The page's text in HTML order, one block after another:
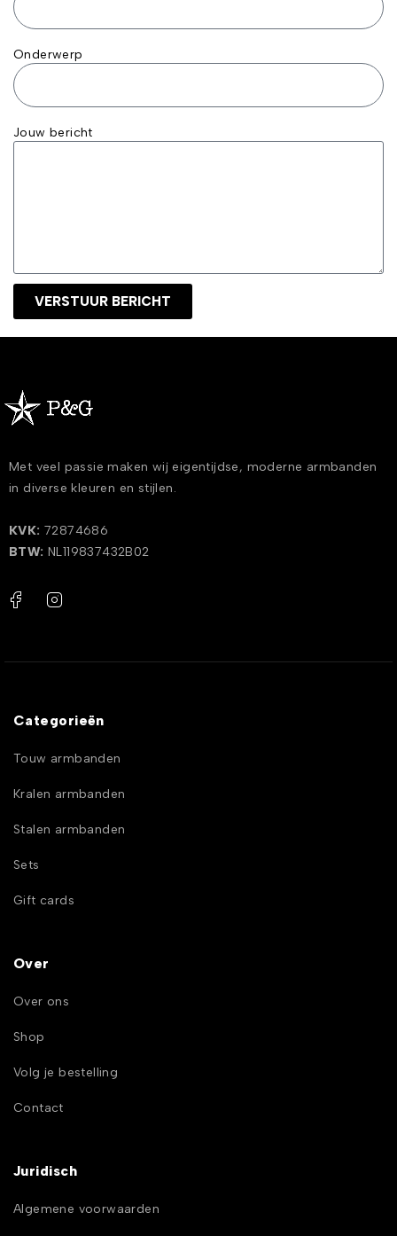
Onderwerp
Jouw bericht
VERSTUUR BERICHT
Met veel passie maken wij eigentijdse, moderne armbanden
in diverse kleuren en stijlen.
KVK: 72874686
BTW: NL119837432B02
Categorieën
Touw armbanden
Kralen armbanden
Stalen armbanden
Sets
Gift cards
Over
Over ons
Shop
Volg je bestelling
Contact
Juridisch
Algemene voorwaarden